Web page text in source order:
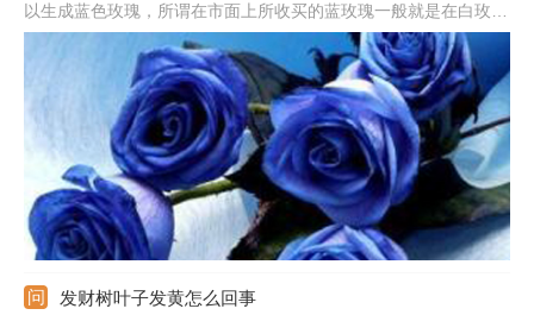
以生成蓝色玫瑰，所谓在市面上所收买的蓝玫瑰一般就是在白玫瑰
成长初期，还未长成成熟花朵品种的时候，人工加上不易掉色的蓝
色染色剂染制而成。
发财树叶子发黄怎么回事